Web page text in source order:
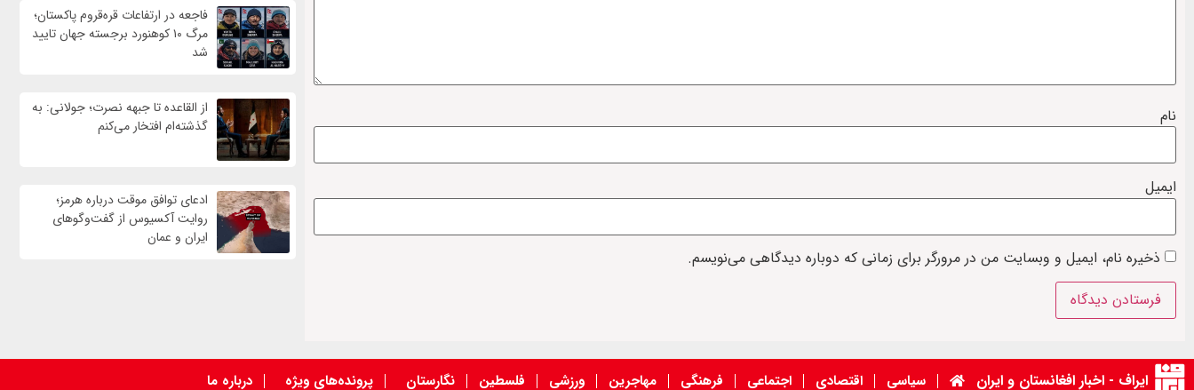
نام
ایمیل
ذخیره نام، ایمیل و وبسایت من در مرورگر برای زمانی که دوباره دیدگاهی می‌نویسم.
فاجعه در ارتفاعات قره‌قروم پاکستان؛
مرگ ۱۰ کوهنورد برجسته جهان تایید
شد
از القاعده تا جبهه نصرت؛ جولانی: به
گذشته‌ام افتخار می‌کنم
ادعای توافق موقت درباره هرمز؛
روایت آکسیوس از گفت‌وگوهای
ایران و عمان
ایراف - اخبار افغانستان و ایران سیاسی اقتصادی اجتماعی فرهنگی مهاجرین ورزشی فلسطین نگارستان پرونده‌های ویژه درباره ما